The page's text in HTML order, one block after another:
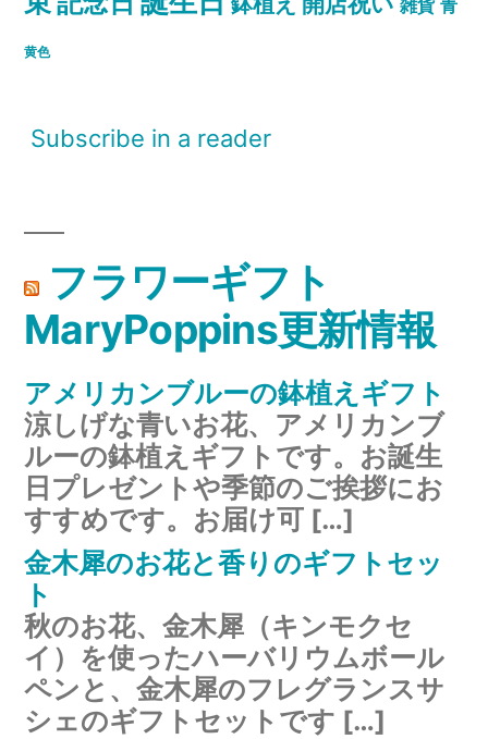
雑貨 青
黄色
Subscribe in a reader
フラワーギフト
MaryPoppins更新情報
アメリカンブルーの鉢植えギフト
涼しげな青いお花、アメリカンブ
ルーの鉢植えギフトです。お誕生
日プレゼントや季節のご挨拶にお
すすめです。お届け可 […]
金木犀のお花と香りのギフトセッ
ト
秋のお花、金木犀（キンモクセ
イ）を使ったハーバリウムボール
ペンと、金木犀のフレグランスサ
シェのギフトセットです […]